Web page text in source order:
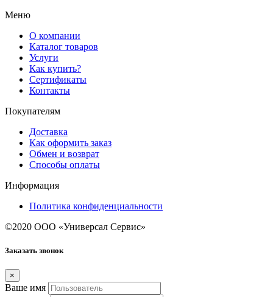
Меню
О компании
Каталог товаров
Услуги
Как купить?
Сертификаты
Контакты
Покупателям
Доставка
Как оформить заказ
Обмен и возврат
Способы оплаты
Информация
Политика конфиденциальности
©2020 ООО «Универсал Сервис»
Заказать звонок
×
Ваше имя